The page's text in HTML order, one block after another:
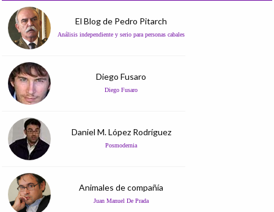
El Blog de Pedro Pitarch
Análisis independiente y serio para personas cabales
Diego Fusaro
Diego Fusaro
Daniel M. López Rodríguez
Posmodernia
Animales de compañía
Juan Manuel De Prada